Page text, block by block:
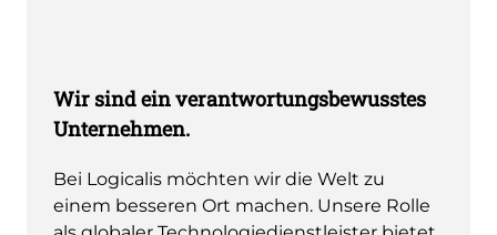
Wir sind ein verantwortungsbewusstes
Unternehmen.
Bei Logicalis möchten wir die Welt zu
einem besseren Ort machen. Unsere Rolle